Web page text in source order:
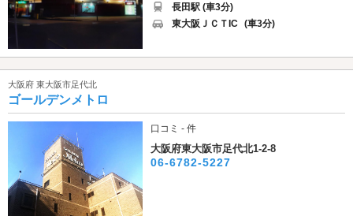
長田駅 (車3分)
東大阪ＪＣＴIC (車3分)
大阪府 東大阪市足代北
ゴールデンメトロ
口コミ - 件
大阪府東大阪市足代北1-2-8
06-6782-5227